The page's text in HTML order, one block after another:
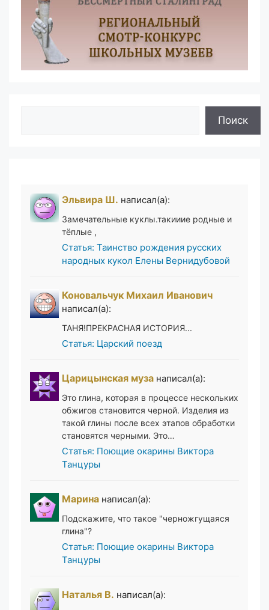
Поиск
Эльвира Ш. написал(а):
Замечательные куклы.такииие родные и
тёплые ,
Статья: Таинство рождения русских
народных кукол Елены Вернидубовой
Коновальчук Михаил Иванович
написал(а):
ТАНЯ!ПРЕКРАСНАЯ ИСТОРИЯ...
Статья: Царский поезд
Царицынская муза написал(а):
Это глина, которая в процессе нескольких
обжигов становится черной. Изделия из
такой глины после всех этапов обработки
становятся черными. Это…
Статья: Поющие окарины Виктора
Танцуры
Марина написал(а):
Подскажите, что такое "черножгущаяся
глина"?
Статья: Поющие окарины Виктора
Танцуры
Наталья В. написал(а):